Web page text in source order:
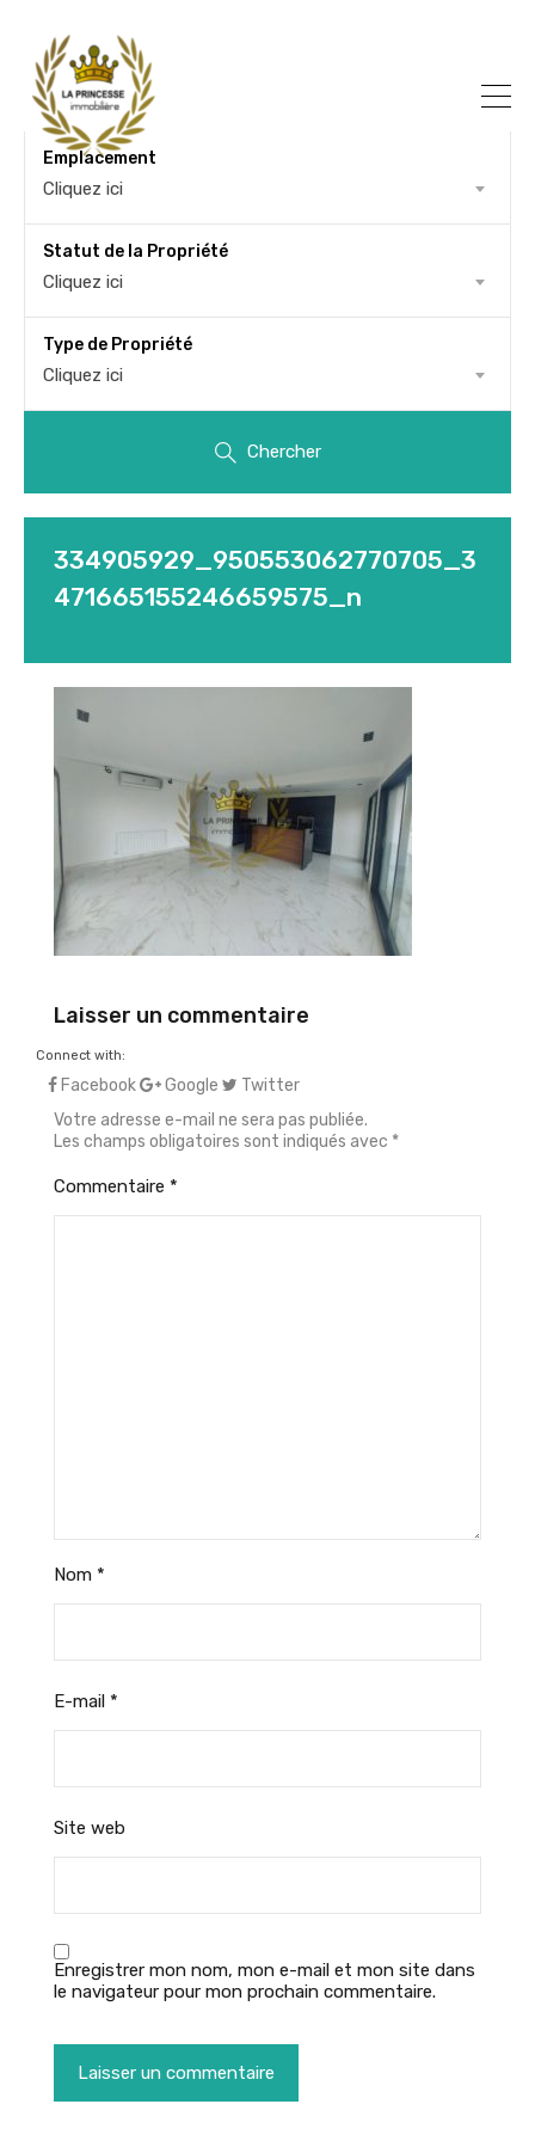
Emplacement
Cliquez ici
Statut de la Propriété
Cliquez ici
Type de Propriété
Cliquez ici
Chercher
334905929_950553062770705_3
471665155246659575_n
Laisser un commentaire
Connect with:
Facebook Google
Twitter
Votre adresse e-mail ne sera pas publiée.
Les champs obligatoires sont indiqués avec *
Commentaire *
Nom *
E-mail *
Site web
Enregistrer mon nom, mon e-mail et mon site dans
le navigateur pour mon prochain commentaire.